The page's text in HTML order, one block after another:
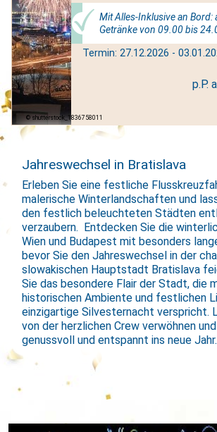
shutterstock_1836758011
Mit Alles-Inklusive an Bord:
Getränke von 09.00 bis
Termin: 27.12.2026 -
Jahreswechsel in Bratislava
Erleben Sie eine festliche
malerische Winterlandschaften und
den festlich beleuchteten Städten
verzaubern. Entdecken Sie die
Wien und Budapest mit besonders
bevor Sie den Jahreswechsel in der
slowakischen Hauptstadt Bratislava
Sie das besondere Flair der Stadt, die
historischen Ambiente und festlichen
einzigartige Silvesternacht verspricht.
von der herzlichen Crew verwöhnen
genussvoll und entspannt ins neue Jahr.